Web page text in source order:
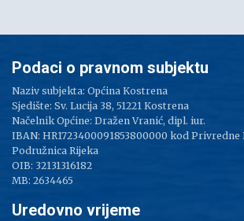
Podaci o pravnom subjektu
Naziv subjekta: Općina Kostrena
Sjedište: Sv. Lucija 38, 51221 Kostrena
Načelnik Općine: Dražen Vranić, dipl. iur.
IBAN: HR1723400091853800000 kod Privredne
Podružnica Rijeka
OIB: 32131316182
MB: 2634465
Uredovno vrijeme